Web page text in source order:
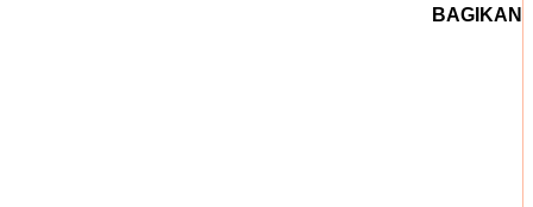
BAGIKAN